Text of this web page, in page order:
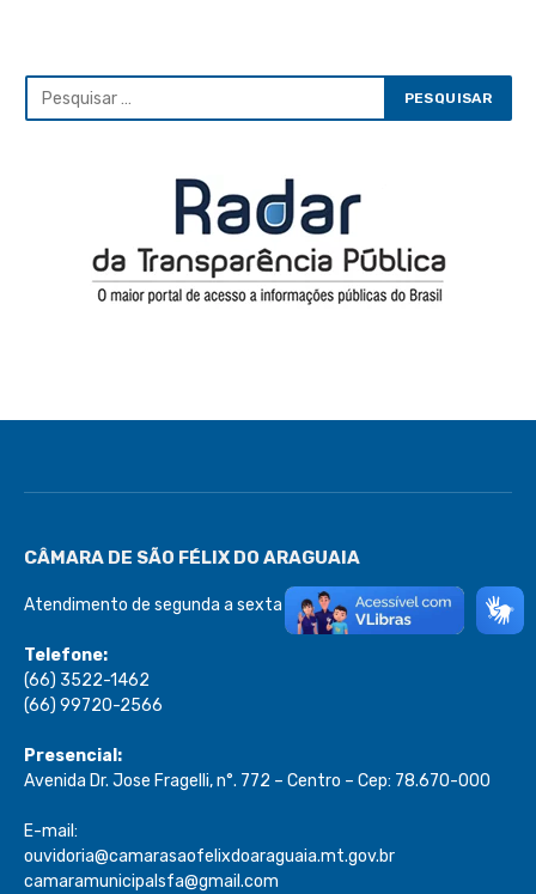
CÂMARA DE SÃO FÉLIX DO ARAGUAIA
Atendimento de segunda a sexta de 08:00 às 13:00
Telefone:
(66) 3522-1462
(66) 99720-2566
Presencial:
Avenida Dr. Jose Fragelli, n°. 772 – Centro – Cep: 78.670-000
E-mail:
ouvidoria@camarasaofelixdoaraguaia.mt.gov.br
camaramunicipalsfa@gmail.com